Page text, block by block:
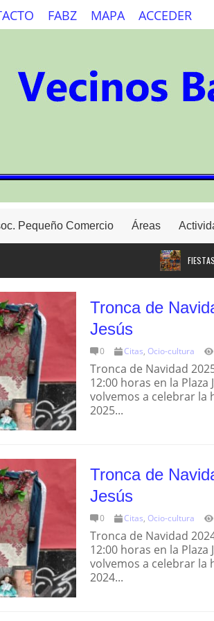
FABZ MAPA ACCEDER
Pequeño Comercio Áreas
FIESTAS
Tronca de
Jesús
0 Citas, Ocio-cultura
Tronca de Navidad
12:00 horas en la Plaza
volvemos a celebrar la
2025...
Tronca de
Jesús
0 Citas, Ocio-cultura
Tronca de Navidad
12:00 horas en la Plaza
volvemos a celebrar la
2024...